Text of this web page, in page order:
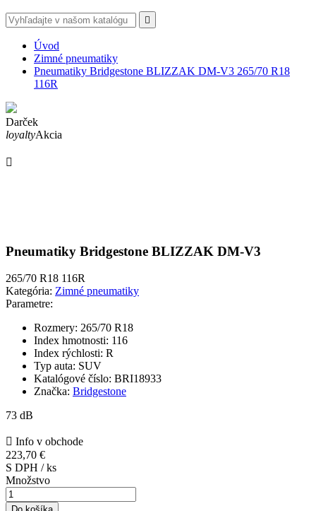

Úvod
Zimné pneumatiky
Pneumatiky Bridgestone BLIZZAK DM-V3 265/70 R18
116R
Darček
loyaltyAkcia

Pneumatiky Bridgestone BLIZZAK DM-V3
265/70 R18 116R
Kategória: Zimné pneumatiky
Parametre:
Rozmery: 265/70 R18
Index hmotnosti: 116
Index rýchlosti: R
Typ auta: SUV
Katalógové číslo: BRI18933
Značka: Bridgestone
73 dB
 Info v obchode
223,70 €
S DPH / ks
Množstvo